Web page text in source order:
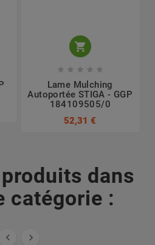

    
Lame Mulching
Autoportée STIGA - GGP
184109505/0
52,31 €
dans
catégorie :
 